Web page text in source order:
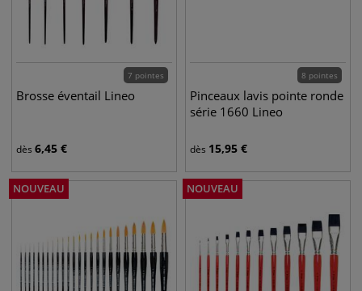
7 pointes
Brosse éventail Lineo
dès 6,45 €
8 pointes
Pinceaux lavis pointe ronde
série 1660 Lineo
dès 15,95 €
NOUVEAU NOUVEAU